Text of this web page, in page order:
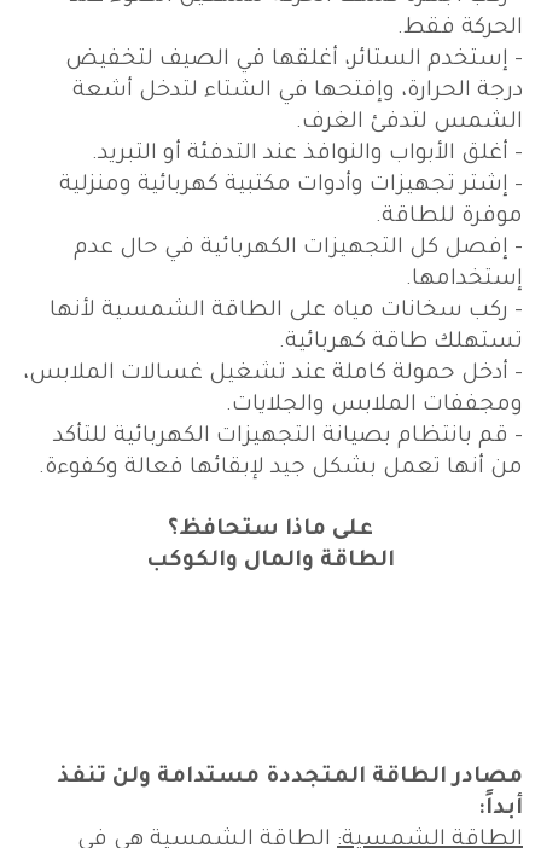
الحركة فقط.
- إستخدم الستائر، أغلقها في الصيف لتخفيض
درجة الحرارة، وإفتحها في الشتاء لتدخل أشعة
الشمس لتدفئ الغرف.
- أغلق الأبواب والنوافذ عند التدفئة أو التبريد.
- إشتر تجهيزات وأدوات مكتبية كهربائية ومنزلية
موفرة للطاقة.
- إفصل كل التجهيزات الكهربائية في حال عدم
إستخدامها.
- ركب سخانات مياه على الطاقة الشمسية لأنها
تستهلك طاقة كهربائية.
- أدخل حمولة كاملة عند تشغيل غسالات الملابس،
ومجففات الملابس والجلايات.
- قم بانتظام بصيانة التجهيزات الكهربائية للتأكد
من أنها تعمل بشكل جيد لإبقائها فعالة وكفوءة.
على ماذا ستحافظ؟
الطاقة والمال والكوكب
مصادر الطاقة المتجددة مستدامة ولن تنفذ
أبداً:
الطاقة الشمسية: الطاقة الشمسية هي في